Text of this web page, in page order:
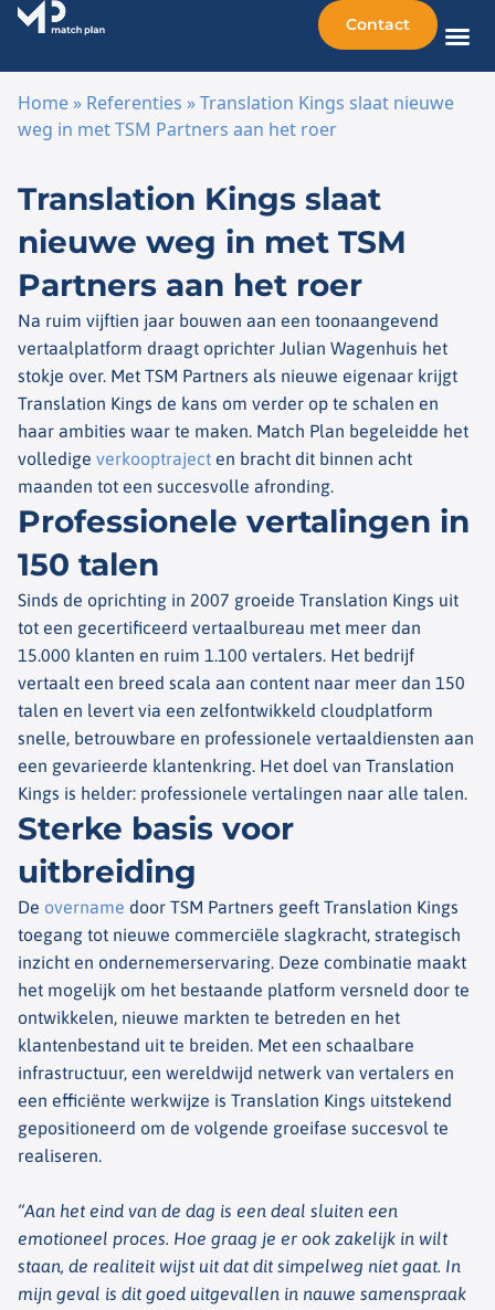
Contact
Home » Referenties »Translation Kings slaat nieuwe
weg in met TSM Partners aan het roer
Translation Kings slaat
nieuwe weg in met TSM
Partners aan het roer
Na ruim vijftien jaar bouwen aan een toonaangevend
vertaalplatform draagt oprichter Julian Wagenhuis het
stokje over. Met TSM Partners als nieuwe eigenaar krijgt
Translation Kings de kans om verder op te schalen en
haar ambities waar te maken. Match Plan begeleidde het
volledige verkooptraject en bracht dit binnen acht
maanden tot een succesvolle afronding.
Professionele vertalingen in
150 talen
Sinds de oprichting in 2007 groeide Translation Kings uit
tot een gecertificeerd vertaalbureau met meer dan
15.000 klanten en ruim 1.100 vertalers. Het bedrijf
vertaalt een breed scala aan content naar meer dan 150
talen en levert via een zelfontwikkeld cloudplatform
snelle, betrouwbare en professionele vertaaldiensten aan
een gevarieerde klantenkring. Het doel van Translation
Kings is helder: professionele vertalingen naar alle talen.
Sterke basis voor
uitbreiding
De overname door TSM Partners geeft Translation Kings
toegang tot nieuwe commerciële slagkracht, strategisch
inzicht en ondernemerservaring. Deze combinatie maakt
het mogelijk om het bestaande platform versneld door te
ontwikkelen, nieuwe markten te betreden en het
klantenbestand uit te breiden. Met een schaalbare
infrastructuur, een wereldwijd netwerk van vertalers en
een efficiënte werkwijze is Translation Kings uitstekend
gepositioneerd om de volgende groeifase succesvol te
realiseren.
“Aan het eind van de dag is een deal sluiten een
emotioneel proces. Hoe graag je er ook zakelijk in wilt
staan, de realiteit wijst uit dat dit simpelweg niet gaat. In
mijn geval is dit goed uitgevallen in nauwe samenspraak